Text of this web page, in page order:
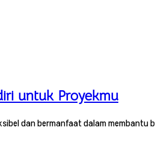
untuk Proyekmu
dan bermanfaat dalam membantu